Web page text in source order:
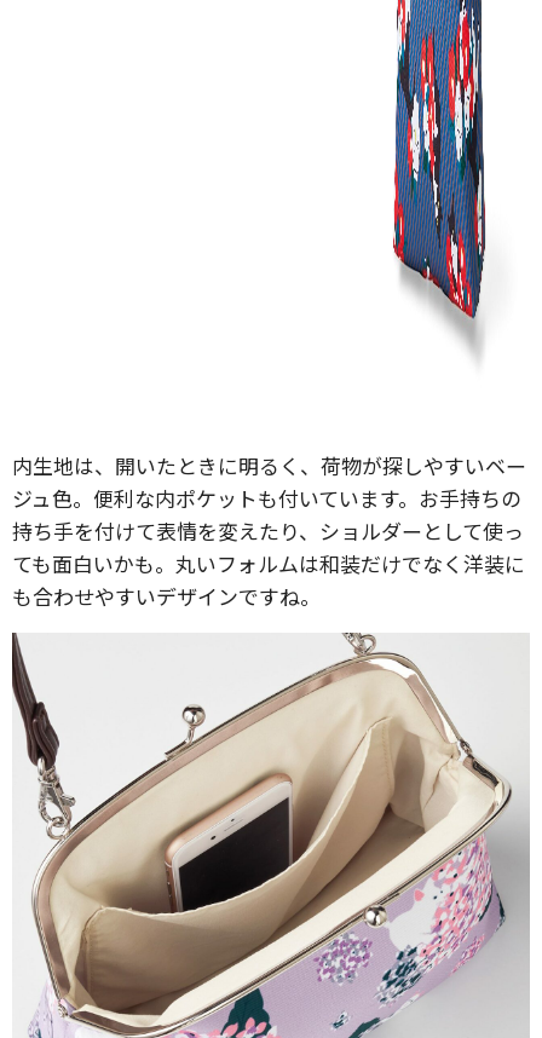
内生地は、開いたときに明るく、荷物が探しやすいベー
ジュ色。便利な内ポケットも付いています。お手持ちの
持ち手を付けて表情を変えたり、ショルダーとして使っ
ても面白いかも。丸いフォルムは和装だけでなく洋装に
も合わせやすいデザインですね。